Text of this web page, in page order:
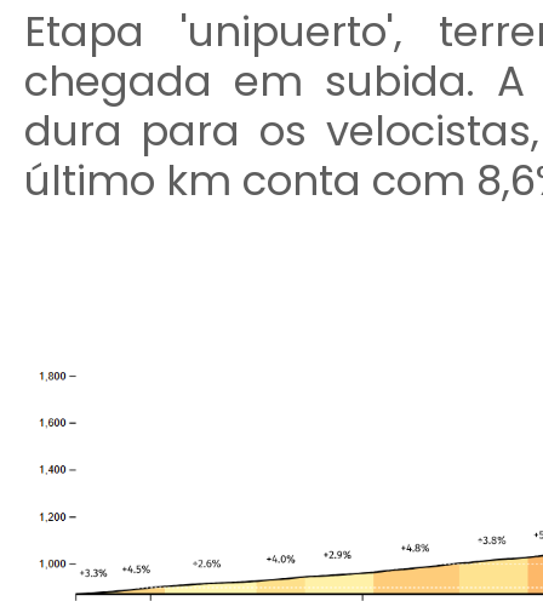
Etapa 'unipuerto',
chegada em subida.
dura para os
último km conta com